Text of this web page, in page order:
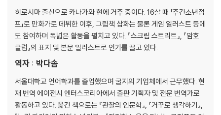
히로시마 출신으로 카나가와 현에 거주 중이다. 16살 때 「주간소년점
프」로 만화가로 데뷔한 이후, 그림책 삽화는 물론 게임 일러스트 등에
도 참여하며 폭넓은 활동을 펼치고 있다. 『스크림 스트리트』, 『암호
클럽』의 표지 및 본문 일러스트로 인기를 끌고 있다.
역자 : 박다솜
서울대학교 언어학과를 졸업했으며 굴지의 기업체에서 근무했다. 현
재 번역 에이전시 엔터스코리아에서 출판 기획자 및 전문 번역가로
활동하고 있다. 옮긴 책으로는 『관찰의 인문학』, 『거꾸로 생각하기』,